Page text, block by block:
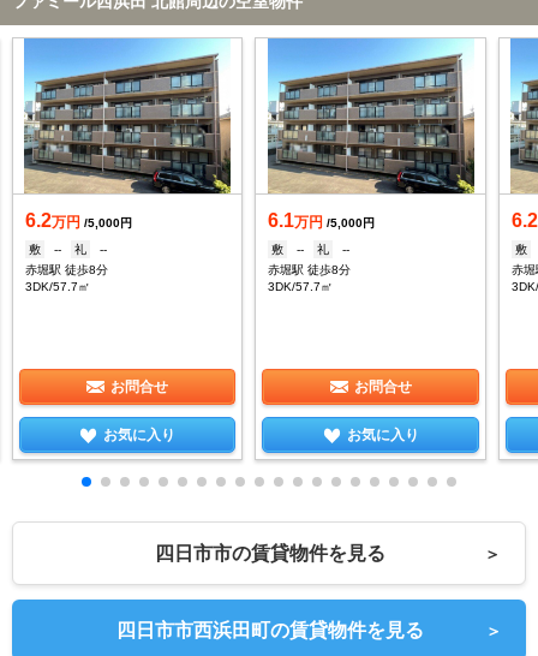
6.2万円 /5,000円
敷
-- 礼
--
赤堀駅 徒歩8分
3DK/57.7㎡
お問合せ
お気に入り
6.1万円 /5,000円
敷
-- 礼
--
赤堀駅 徒歩8分
3DK/57.7㎡
お問合せ
お気に入り
6.2
敷
赤堀
四日市市の賃貸物件を見る ＞
四日市市西浜田町の賃貸物件を見る ＞